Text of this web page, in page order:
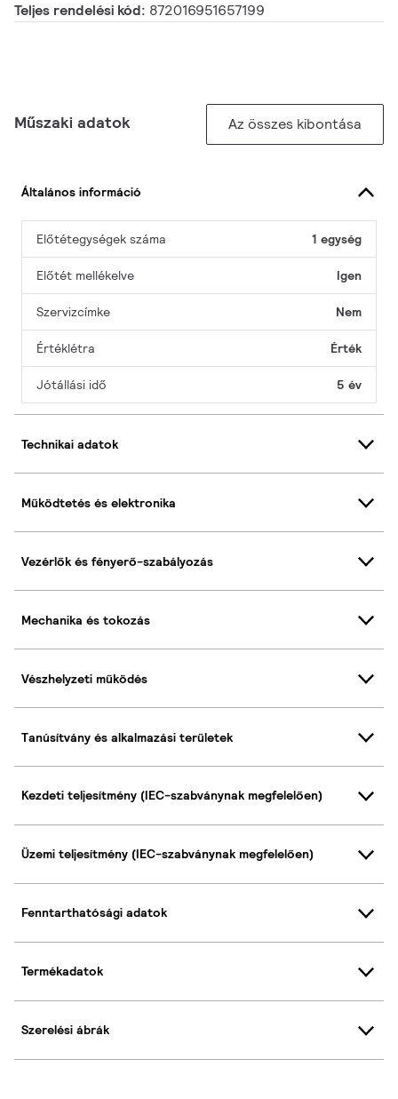
Teljes rendelési kód: 872016951657199
Műszaki adatok Az összes kibontása
Általános információ
Előtétegységek száma 1 egység
Előtét mellékelve Igen
Szervizcímke Nem
Értéklétra Érték
Jótállási idő 5 év
Technikai adatok
Működtetés és elektronika
Vezérlők és fényerő-szabályozás
Mechanika és tokozás
Vészhelyzeti működés
Tanúsítvány és alkalmazási területek
Kezdeti teljesítmény (IEC-szabványnak megfelelően)
Üzemi teljesítmény (IEC-szabványnak megfelelően)
Fenntarthatósági adatok
Termékadatok
Szerelési ábrák